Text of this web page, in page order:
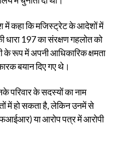
में कहा कि मजिस्ट्रेट के आदेशों में
धारा 197 का संरक्षण गहलोत को
के रूप में अपनी आधिकारिक क्षमता
बयान दिए गए थे।
के सदस्यों का नाम
में हो सकता है, लेकिन उनमें से
या आरोप पत्र में आरोपी